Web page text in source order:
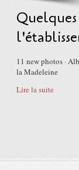
11 new photos ·
la Madeleine
Lire la suite